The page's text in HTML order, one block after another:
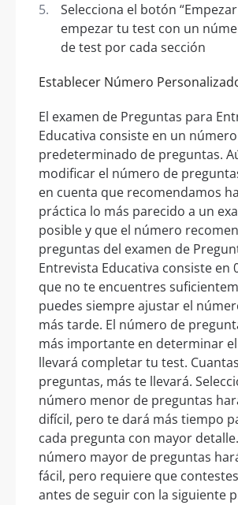
Selecciona el botón
empezar tu test con un
de test por cada sección
Establecer Número
El examen de Preguntas para
Educativa consiste en un número
predeterminado de preguntas.
modificar el número de
en cuenta que recomendamos
práctica lo más parecido a un
posible y que el número
preguntas del examen de
Entrevista Educativa consiste en
que no te encuentres
puedes siempre ajustar el
más tarde. El número de
más importante en determinar
llevará completar tu test.
preguntas, más te llevará.
número menor de preguntas
difícil, pero te dará más tiempo
cada pregunta con mayor
número mayor de preguntas
fácil, pero requiere que
antes de seguir con la siguiente